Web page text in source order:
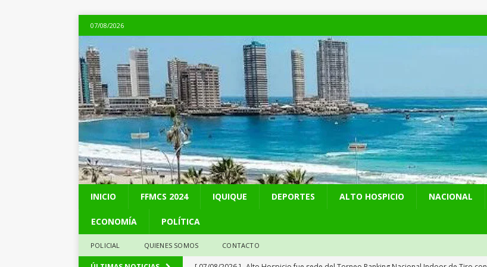
07/08/2026
INICIO FFMCS 2024 IQUIQUE DEPORTES ALTO HOSPICIO NACIONAL
ECONOMÍA POLÍTICA
POLICIAL QUIENES SOMOS CONTACTO